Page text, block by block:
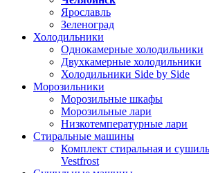
Ярославль
Зеленоград
Холодильники
Однокамерные холодильники
Двухкамерные холодильники
Холодильники Side by Side
Морозильники
Морозильные шкафы
Морозильные лари
Низкотемпературные лари
Стиральные машины
Комплект стиральная и
Vestfrost